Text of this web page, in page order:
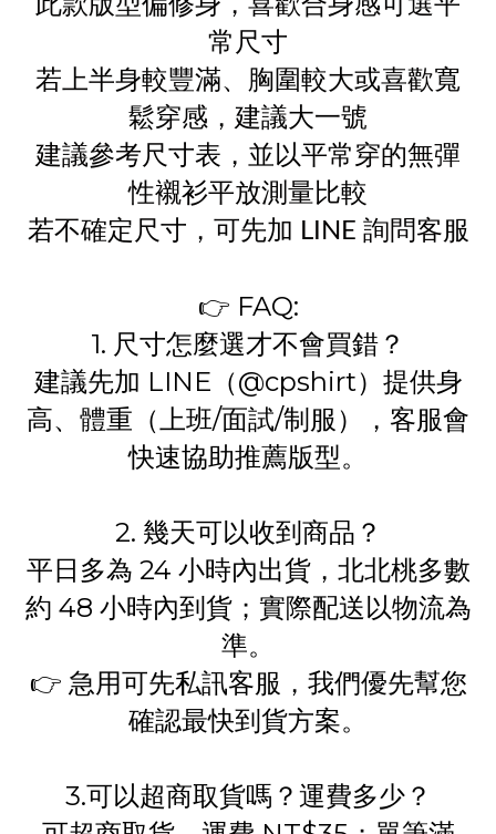
此款版型偏修身，喜歡合身感可選平
常尺寸
若上半身較豐滿、胸圍較大或喜歡寬
鬆穿感，建議大一號
建議參考尺寸表，並以平常穿的無彈
性襯衫平放測量比較
若不確定尺寸，可先加 LINE 詢問客服
👉 FAQ:
1. 尺寸怎麼選才不會買錯？
建議先加 LINE（@cpshirt）提供身
高、體重（上班/面試/制服），客服會
快速協助推薦版型。
2. 幾天可以收到商品？
平日多為 24 小時內出貨，北北桃多數
約 48 小時內到貨；實際配送以物流為
準。
👉 急用可先私訊客服，我們優先幫您
確認最快到貨方案。
3.可以超商取貨嗎？運費多少？